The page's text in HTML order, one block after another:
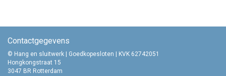
Contactgegevens
© Hang en sluitwerk | Goedkopesloten | KVK 62742051
Hongkongstraat 15
3047 BR Rotterdam